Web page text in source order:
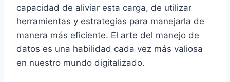
capacidad de aliviar esta carga, de utilizar
herramientas y estrategias para manejarla de
manera más eficiente. El arte del manejo de
datos es una habilidad cada vez más valiosa
en nuestro mundo digitalizado.